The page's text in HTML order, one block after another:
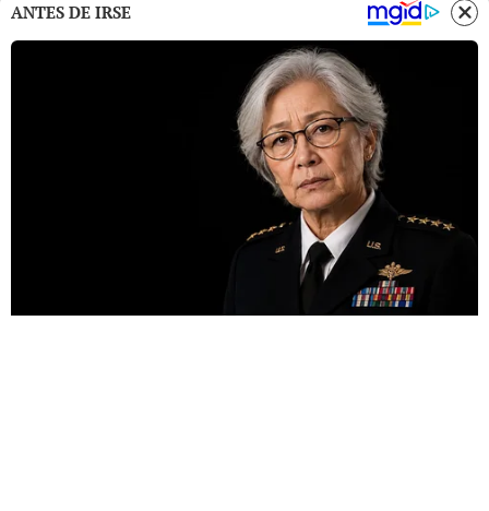
ANTES DE IRSE